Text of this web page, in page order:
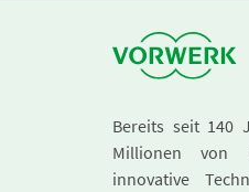
Bereits seit 140
Millionen von
innovative